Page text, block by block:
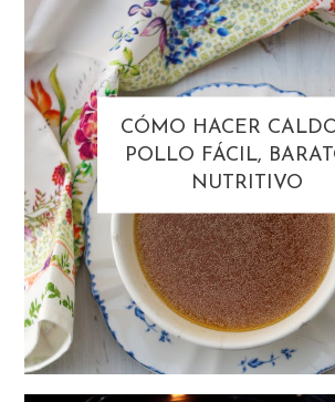
CÓMO HACER
POLLO FÁCIL,
NUTRITIVO